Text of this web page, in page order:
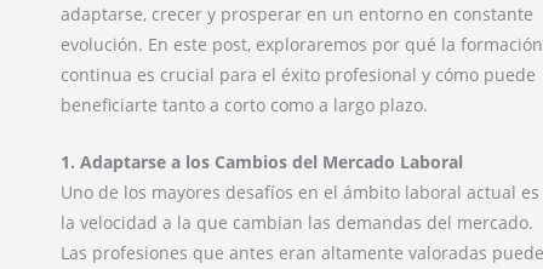
adaptarse, crecer y prosperar en un entorno en constante
evolución. En este post, exploraremos por qué la formación
continua es crucial para el éxito profesional y cómo puede
beneficiarte tanto a corto como a largo plazo.
1. Adaptarse a los Cambios del Mercado Laboral
Uno de los mayores desafíos en el ámbito laboral actual es
la velocidad a la que cambian las demandas del mercado.
Las profesiones que antes eran altamente valoradas